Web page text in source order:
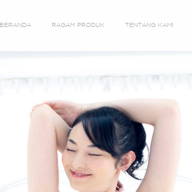
BERANDA RAGAM PRODUK TENTANG KAMI